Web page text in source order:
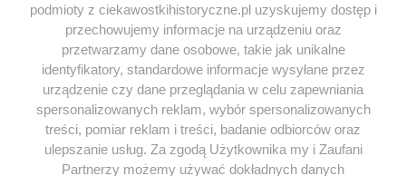
SERWIS
SPOŁECZNOŚĆ
WSPÓŁPRACA
KONTAKT
podmioty z ciekawostkihistoryczne.pl uzyskujemy dostęp i
przechowujemy informacje na urządzeniu oraz
przetwarzamy dane osobowe, takie jak unikalne
identyfikatory, standardowe informacje wysyłane przez
urządzenie czy dane przeglądania w celu zapewniania
spersonalizowanych reklam, wybór spersonalizowanych
treści, pomiar reklam i treści, badanie odbiorców oraz
ulepszanie usług. Za zgodą Użytkownika my i Zaufani
Partnerzy możemy używać dokładnych danych